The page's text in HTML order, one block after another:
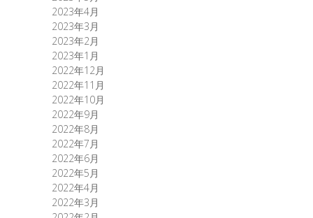
2023年4月
2023年3月
2023年2月
2023年1月
2022年12月
2022年11月
2022年10月
2022年9月
2022年8月
2022年7月
2022年6月
2022年5月
2022年4月
2022年3月